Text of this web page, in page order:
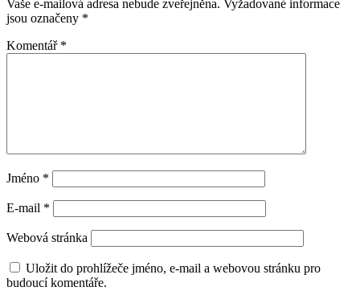
Vaše e-mailová adresa nebude zveřejněna. Vyžadované informace
jsou označeny *
Komentář *
Jméno *
E-mail *
Webová stránka
Uložit do prohlížeče jméno, e-mail a webovou stránku pro
budoucí komentáře.